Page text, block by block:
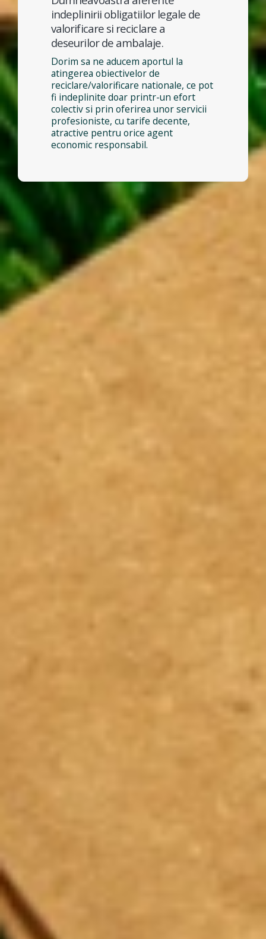
indeplinirii obligatiilor legale de
valorificare si reciclare a
deseurilor de ambalaje.
Dorim sa ne aducem aportul la
atingerea obiectivelor de
reciclare/valorificare nationale, ce pot
fi indeplinite doar printr-un efort
colectiv si prin oferirea unor servicii
profesioniste, cu tarife decente,
atractive pentru orice agent
economic responsabil.